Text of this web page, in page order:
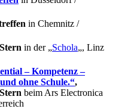
in Chemnitz /
in der „Schola„, Linz
– Kompetenz –
ohne Schule.“,
beim Ars Electronica